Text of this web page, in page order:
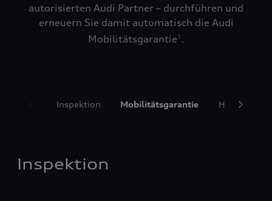
autorisierten Audi Partner – durchführen und
erneuern Sie damit automatisch die Audi
Mobilitätsgarantie1 .
Inspektion Mobilitätsgarantie Hol- und
Inspektion